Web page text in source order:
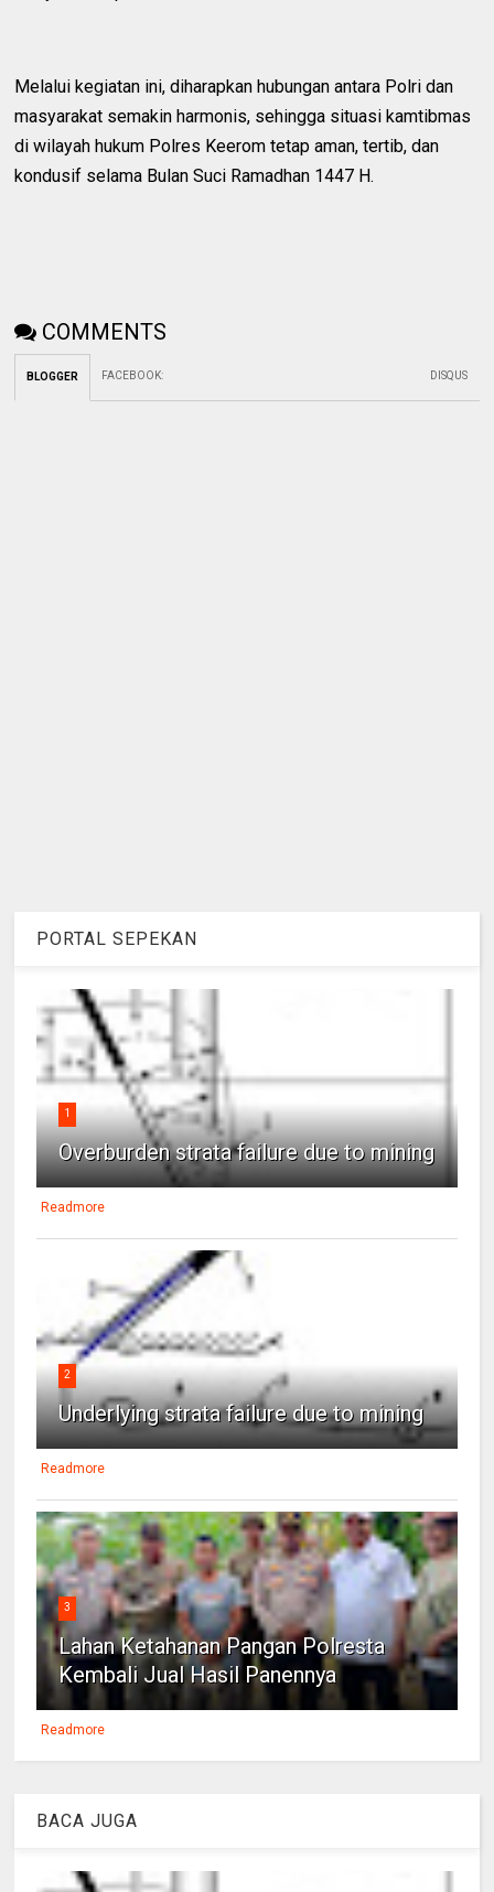
Melalui kegiatan ini, diharapkan hubungan antara Polri dan
masyarakat semakin harmonis, sehingga situasi kamtibmas
di wilayah hukum Polres Keerom tetap aman, tertib, dan
kondusif selama Bulan Suci Ramadhan 1447 H.
COMMENTS
BLOGGER FACEBOOK: DISQUS
PORTAL SEPEKAN
1
Overburden strata failure due to mining
Readmore
2
Underlying strata failure due to mining
Readmore
3
Lahan Ketahanan Pangan Polresta
Kembali Jual Hasil Panennya
Readmore
BACA JUGA